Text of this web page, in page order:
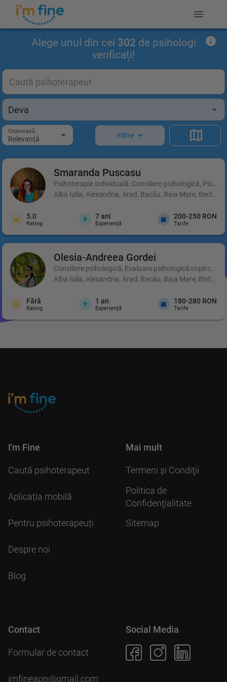
Alege unul din cei 302 de psihologi
verificați!
Ordonează
Relevanţă Filtre
Smaranda Puscasu
Psihoterapie individuală, Consiliere psihologică,
Alba Iulia, Alexandria, Arad, Bacău, Baia Mare,
5.0
Rating
7 ani
Experienţă
200-250 RON
Tarife
Olesia-Andreea Gordei
Consiliere psihologică, Evaluare psihologică copii cu
Alba Iulia, Alexandria, Arad, Bacău, Baia Mare,
Fără
Rating
1 an
Experienţă
180-280 RON
Tarife
I'm Fine
Caută psihoterapeut
Aplicația mobilă
Pentru psihoterapeuți
Despre noi
Blog
Mai mult
Termeni şi Condiţii
Politica de
Confidenţialitate
Sitemap
Contact
Formular de contact
imfineapp@gmail.com
Social Media